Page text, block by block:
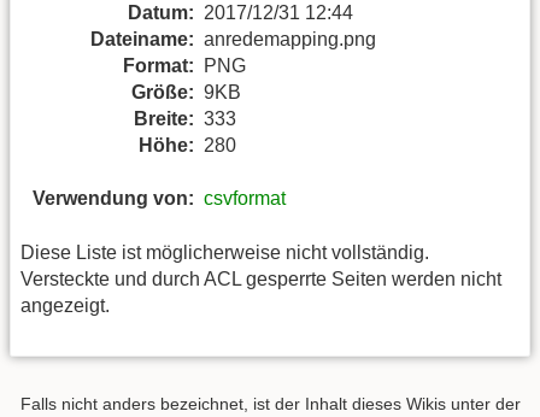
Datum: 2017/12/31 12:44
Dateiname: anredemapping.png
Format:
PNG
Größe: 9KB
Breite: 333
Höhe: 280
Verwendung von: csvformat
Diese Liste ist möglicherweise nicht vollständig.
Versteckte und durch ACL gesperrte Seiten werden nicht
angezeigt.
Falls nicht anders bezeichnet, ist der Inhalt dieses Wikis unter der